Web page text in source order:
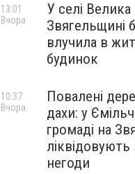
У селі Велика
Звягельщині
влучила в
будинок
13:01
Вчора
Повалені
дахи: у
громаді на
ліквідовують
негоди
10:37
Вчора